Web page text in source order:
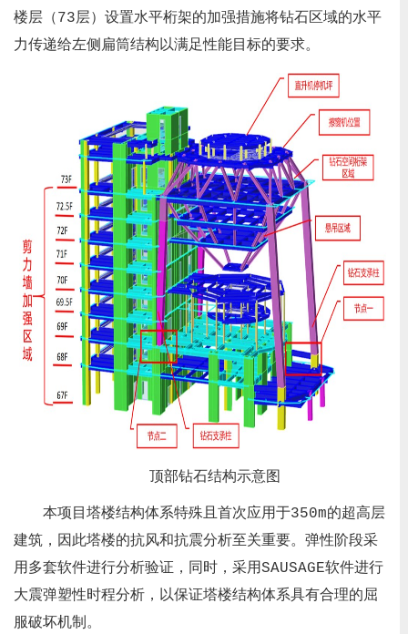
楼层（73层）设置水平桁架的加强措施将钻石区域的水平
力传递给左侧扁筒结构以满足性能目标的要求。
顶部钻石结构示意图
本项目塔楼结构体系特殊且首次应用于350m的超高层
建筑，因此塔楼的抗风和抗震分析至关重要。弹性阶段采
用多套软件进行分析验证，同时，采用SAUSAGE软件进行
大震弹塑性时程分析，以保证塔楼结构体系具有合理的屈
服破坏机制。